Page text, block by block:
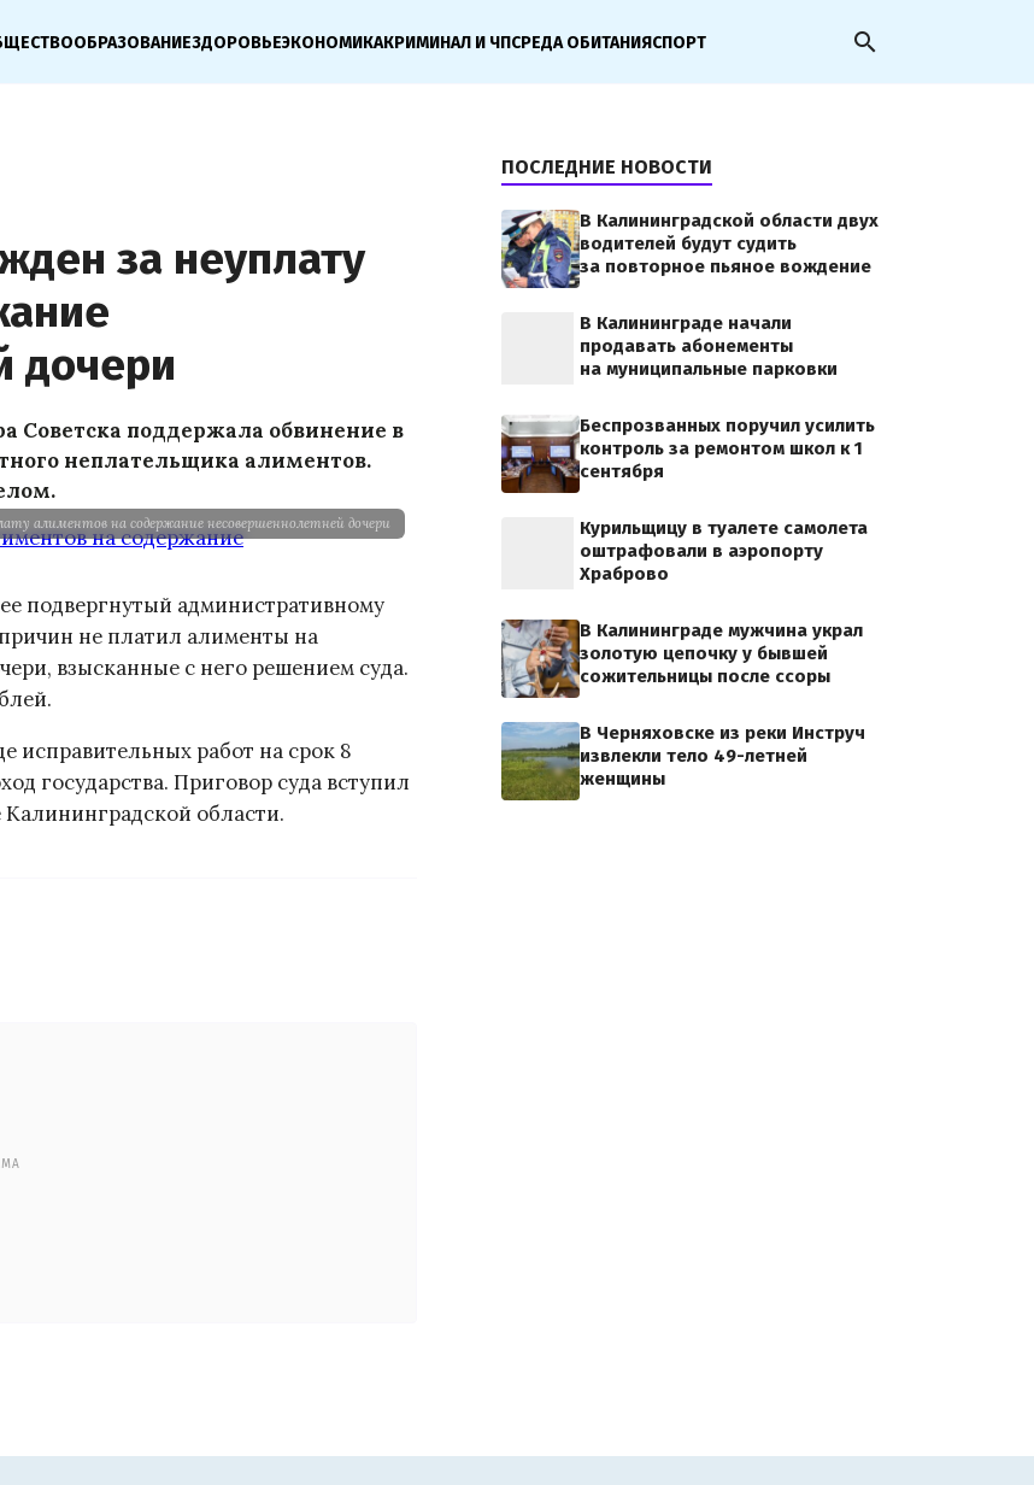
ОБРАЗОВАНИЕЗДОРОВЬЕЭКОНОМИКАКРИМИНАЛ И ЧПСРЕДА ОБИТАНИЯСПОРТ search
за неуплату
дочери
Советска поддержала обвинение в
неплательщика алиментов.
алиментов на содержание несовершеннолетней дочери
подвергнутый административному
не платил алименты на
взысканные с него решением суда.
исправительных работ на срок 8
государства. Приговор суда вступил
Калининградской области.
ПОСЛЕДНИЕ НОВОСТИ
В Калининградской области двух
водителей будут судить
за повторное пьяное вождение
В Калининграде начали
продавать абонементы
на муниципальные парковки
Беспрозванных поручил усилить
контроль за ремонтом школ к 1
сентября
Курильщицу в туалете самолета
оштрафовали в аэропорту
Храброво
В Калининграде мужчина украл
золотую цепочку у бывшей
сожительницы после ссоры
В Черняховске из реки Инструч
извлекли тело 49-летней
женщины